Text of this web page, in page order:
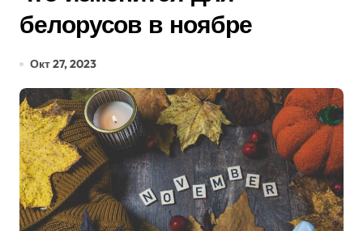
белорусов в ноябре
Окт 27, 2023